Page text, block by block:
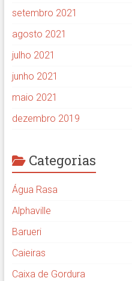
setembro 2021
agosto 2021
julho 2021
junho 2021
maio 2021
dezembro 2019
Categorias
Água Rasa
Alphaville
Barueri
Caieiras
Caixa de Gordura